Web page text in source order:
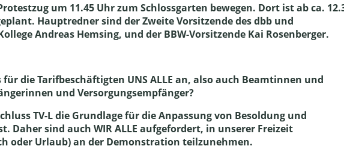
um 11.45 Uhr zum Schlossgarten bewegen. Dort ist ab ca.
Hauptredner sind der Zweite Vorsitzende des dbb und
Andreas Hemsing, und der BBW-Vorsitzende Kai Rosenberger.
für die Tarifbeschäftigten UNS ALLE an, also auch Beamtinnen und
und Versorgungsempfänger?
TV-L die Grundlage für die Anpassung von Besoldung und
Daher sind auch WIR ALLE aufgefordert, in unserer Freizeit
oder Urlaub) an der Demonstration teilzunehmen.